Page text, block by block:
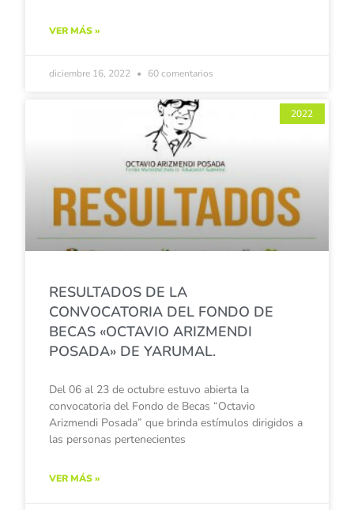
VER MÁS »
diciembre 16, 2022 60 comentarios
2022
RESULTADOS DE LA
CONVOCATORIA DEL FONDO DE
BECAS «OCTAVIO ARIZMENDI
POSADA» DE YARUMAL.
Del 06 al 23 de octubre estuvo abierta la
convocatoria del Fondo de Becas “Octavio
Arizmendi Posada” que brinda estímulos dirigidos a
las personas pertenecientes
VER MÁS »